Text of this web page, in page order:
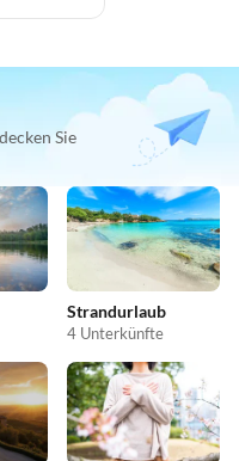
Sie
Strandurlaub
4 Unterkünfte